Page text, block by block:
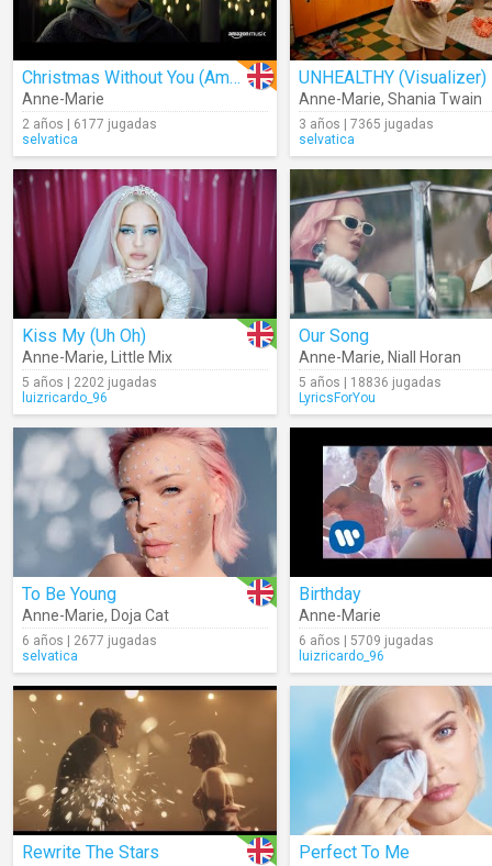
Christmas Without You (Amazon Original)
Anne-Marie
2 años | 6177 jugadas
selvatica
UNHEALTHY (Visualizer)
Anne-Marie, Shania Twain
3 años | 7365 jugadas
selvatica
Kiss My (Uh Oh)
Anne-Marie, Little Mix
5 años | 2202 jugadas
luizricardo_96
Our Song
Anne-Marie, Niall Horan
5 años | 18836 jugadas
LyricsForYou
To Be Young
Anne-Marie, Doja Cat
6 años | 2677 jugadas
selvatica
Birthday
Anne-Marie
6 años | 5709 jugadas
luizricardo_96
Rewrite The Stars Perfect To Me